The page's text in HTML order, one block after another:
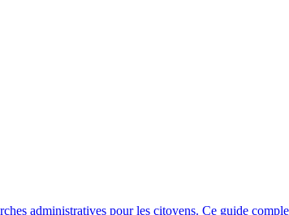
administratives pour les citoyens. Ce guide